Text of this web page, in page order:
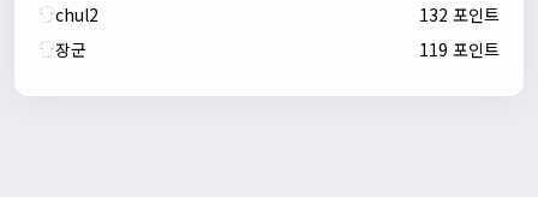
새해 복많이 받으세요!!
chul2
132 포인트
장군
119 포인트